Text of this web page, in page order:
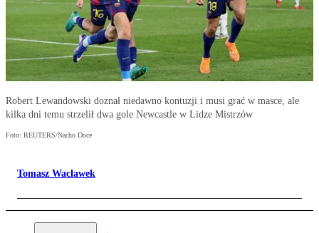
Robert Lewandowski doznał niedawno kontuzji i musi grać w masce, ale
kilka dni temu strzelił dwa gole Newcastle w Lidze Mistrzów
Foto: REUTERS/Nacho Doce
Tomasz Wacławek